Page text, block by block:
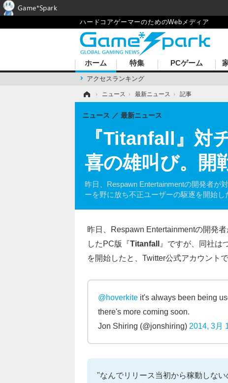
ハードコアゲーマーのためのWebメディア
ホーム
アクセスランキング
特集 PCゲーム
› ニュース › 最新ニュース › 記事
『Titanfall』対
喜の雄叫び。開
昨日、Respawn Entertainmentの開発者が
ーを野に放ち不正ユーザーの駆逐を開始し
ニュース 最新ニュース
昨日、Respawn Entertainmentの開発
したPC版『Titanfall 』ですが、同社は
を開始したと、Twitter公式アカウント
@hoverkite it's always been being
there's more coming soon.
Jon Shiring (@jonshiring) 2014, 3月
"なんでリリース当初から稼動しない
Game*Spark